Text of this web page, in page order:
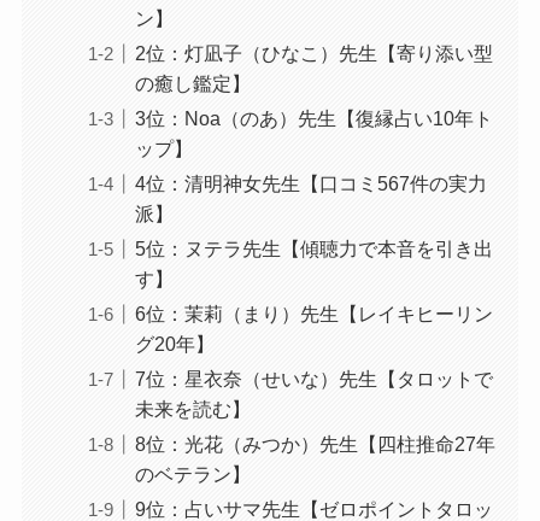
ン】
2位：灯凪子（ひなこ）先生【寄り添い型
の癒し鑑定】
3位：Noa（のあ）先生【復縁占い10年ト
ップ】
4位：清明神女先生【口コミ567件の実力
派】
5位：ヌテラ先生【傾聴力で本音を引き出
す】
6位：茉莉（まり）先生【レイキヒーリン
グ20年】
7位：星衣奈（せいな）先生【タロットで
未来を読む】
8位：光花（みつか）先生【四柱推命27年
のベテラン】
9位：占いサマ先生【ゼロポイントタロッ